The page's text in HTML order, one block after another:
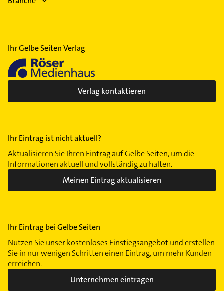
Klempner
Sanitärinstallation
Ihr Gelbe Seiten Verlag
Verlag kontaktieren
Ihr Eintrag ist nicht aktuell?
Aktualisieren Sie Ihren Eintrag auf Gelbe Seiten, um die
Informationen aktuell und vollständig zu halten.
Meinen Eintrag aktualisieren
Ihr Eintrag bei Gelbe Seiten
Nutzen Sie unser kostenloses Einstiegsangebot und erstellen
Sie in nur wenigen Schritten einen Eintrag, um mehr Kunden
erreichen.
Unternehmen eintragen